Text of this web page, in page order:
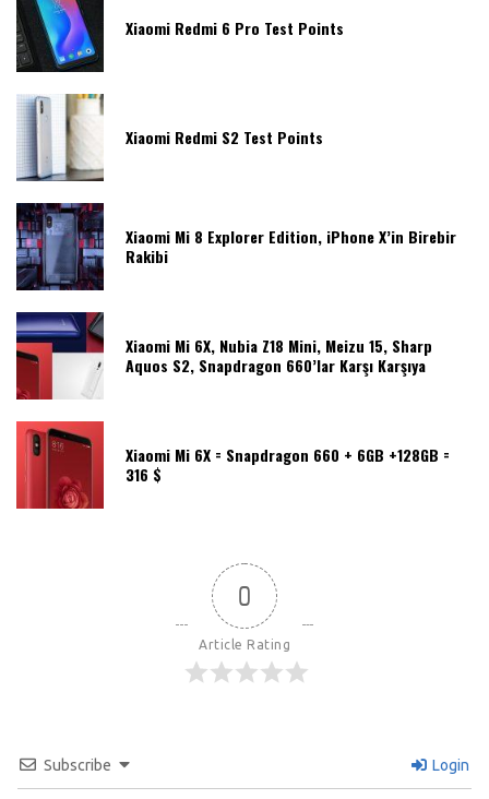
Xiaomi Redmi 6 Pro Test Points
Xiaomi Redmi S2 Test Points
Xiaomi Mi 8 Explorer Edition, iPhone X’in Birebir
Rakibi
Xiaomi Mi 6X, Nubia Z18 Mini, Meizu 15, Sharp
Aquos S2, Snapdragon 660’lar Karşı Karşıya
Xiaomi Mi 6X = Snapdragon 660 + 6GB +128GB =
316 $
0
Article Rating
Subscribe Login